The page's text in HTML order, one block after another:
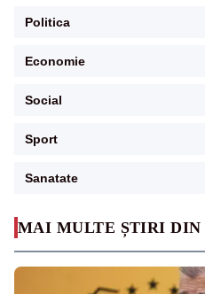
MAI MULTE ȘTIRI DIN
Politica
Economie
Social
Sport
Sanatate